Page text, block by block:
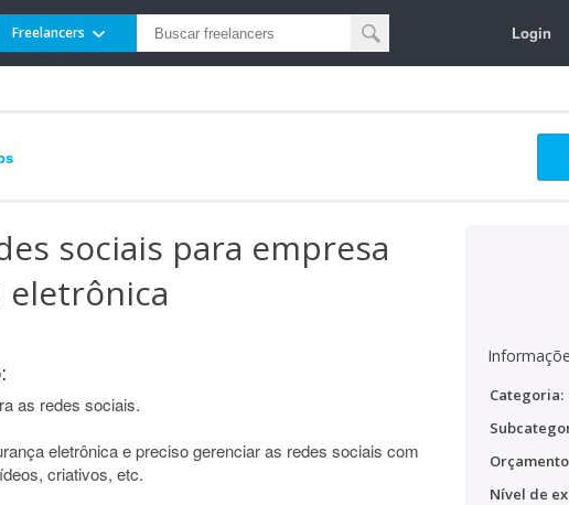
Freelancers Login
sociais para empresa
eletrônica
as redes sociais.
eletrônica e preciso gerenciar as redes sociais com
criativos, etc.
Categoria:
Nível de